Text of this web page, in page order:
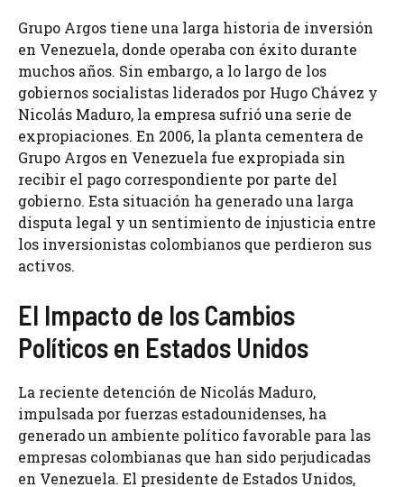
Grupo Argos tiene una larga historia de inversión
en Venezuela, donde operaba con éxito durante
muchos años. Sin embargo, a lo largo de los
gobiernos socialistas liderados por Hugo Chávez y
Nicolás Maduro, la empresa sufrió una serie de
expropiaciones. En 2006, la planta cementera de
Grupo Argos en Venezuela fue expropiada sin
recibir el pago correspondiente por parte del
gobierno. Esta situación ha generado una larga
disputa legal y un sentimiento de injusticia entre
los inversionistas colombianos que perdieron sus
activos.
El Impacto de los Cambios
Políticos en Estados Unidos
La reciente detención de Nicolás Maduro,
impulsada por fuerzas estadounidenses, ha
generado un ambiente político favorable para las
empresas colombianas que han sido perjudicadas
en Venezuela. El presidente de Estados Unidos,